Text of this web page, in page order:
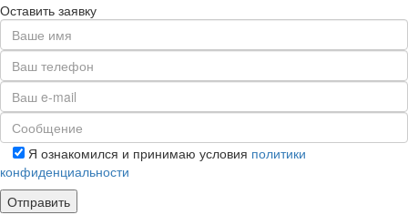
Оставить заявку
Я ознакомился и принимаю условия политики
конфиденциальности